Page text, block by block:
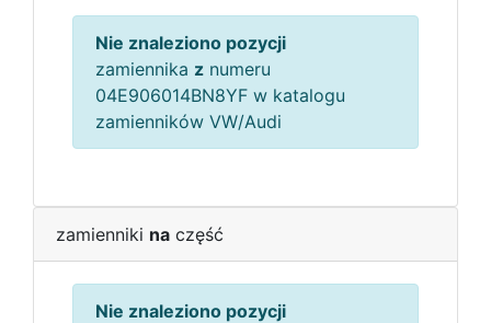
Nie znaleziono pozycji
zamiennika z numeru
04E906014BN8YF w katalogu
zamienników VW/Audi
zamienniki na część
Nie znaleziono pozycji